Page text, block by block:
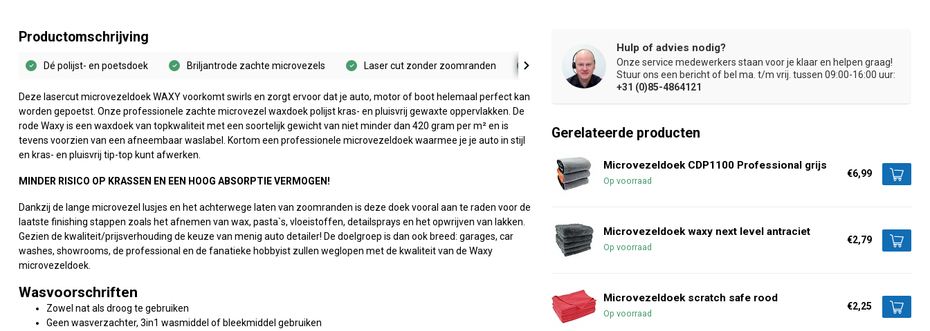
Productomschrijving
Dé polijst- en poetsdoek Briljantrode zachte microvezels Laser cut zonder zoomranden Afneembaar waslabel Lekker dikke doek: 420 gr/m² Kras- en pluisvrije
Deze lasercut microvezeldoek WAXY voorkomt swirls en zorgt ervoor dat je auto, motor of boot helemaal perfect kan
worden gepoetst. Onze professionele zachte microvezel waxdoek polijst kras- en pluisvrij gewaxte oppervlakken. De
rode Waxy is een waxdoek van topkwaliteit met een soortelijk gewicht van niet minder dan 420 gram per m² en is
tevens voorzien van een afneembaar waslabel. Kortom een professionele microvezeldoek waarmee je je auto in stijl
en kras- en pluisvrij tip-top kunt afwerken.
MINDER RISICO OP KRASSEN EN EEN HOOG ABSORPTIE VERMOGEN!
Dankzij de lange microvezel lusjes en het achterwege laten van zoomranden is deze doek vooral aan te raden voor de
laatste finishing stappen zoals het afnemen van wax, pasta`s, vloeistoffen, detailsprays en het opwrijven van lakken.
Gezien de kwaliteit/prijsverhouding de keuze van menig auto detailer! De doelgroep is dan ook breed: garages, car
washes, showrooms, de professional en de fanatieke hobbyist zullen weglopen met de kwaliteit van de Waxy
microvezeldoek.
Wasvoorschriften
Zowel nat als droog te gebruiken
Geen wasverzachter, 3in1 wasmiddel of bleekmiddel gebruiken
Hulp of advies nodig?
Onze service medewerkers staan voor je klaar en helpen graag!
Stuur ons een bericht of bel ma. t/m vrij. tussen 09:00-16:00 uur:
+31 (0)85-4864121
Gerelateerde producten
Microvezeldoek CDP1100 Professional grijs
Op voorraad
€6,99
Microvezeldoek waxy next level antraciet
Op voorraad
€2,79
Microvezeldoek scratch safe rood
Op voorraad
€2,25